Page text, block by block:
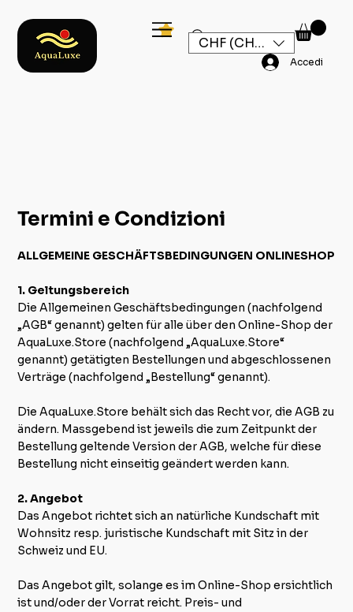
Accedi
CHF (CHF)
Termini e Condizioni
ALLGEMEINE GESCHÄFTSBEDINGUNGEN ONLINESHOP
1. Geltungsbereich
Die Allgemeinen Geschäftsbedingungen (nachfolgend
„AGB“ genannt) gelten für alle über den Online-Shop der
AquaLuxe.Store (nachfolgend „AquaLuxe.Store“
genannt) getätigten Bestellungen und abgeschlossenen
Verträge (nachfolgend „Bestellung“ genannt).
Die AquaLuxe.Store behält sich das Recht vor, die AGB zu
ändern. Massgebend ist jeweils die zum Zeitpunkt der
Bestellung geltende Version der AGB, welche für diese
Bestellung nicht einseitig geändert werden kann.
2. Angebot
Das Angebot richtet sich an natürliche Kundschaft mit
Wohnsitz resp. juristische Kundschaft mit Sitz in der
Schweiz und EU.
Das Angebot gilt, solange es im Online-Shop ersichtlich
ist und/oder der Vorrat reicht. Preis- und